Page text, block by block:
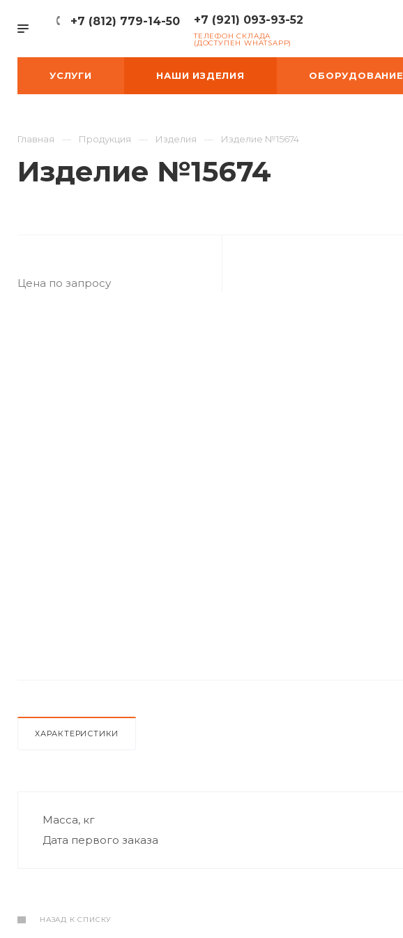
+7 (812) 779-14-50 +7 (921) 093-93-52
ТЕЛЕФОН СКЛАДА
(ДОСТУПЕН WHATSAPP)
УСЛУГИ НАШИ ИЗДЕЛИЯ ОБОРУДОВАНИЕ
Главная Продукция Изделия Изделие №15674
Изделие №15674
Цена по запросу
ХАРАКТЕРИСТИКИ
Масса, кг
Дата первого заказа
НАЗАД К СПИСКУ